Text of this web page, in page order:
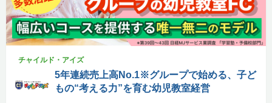
チャイルド・アイズ
5年連続売上高No.1※グループで始める、子ど
もの“考える力”を育む幼児教室経営